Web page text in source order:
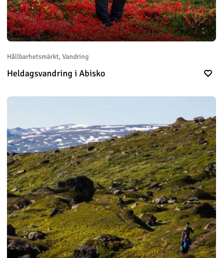
Hållbarhetsmärkt, Vandring
Heldagsvandring i Abisko